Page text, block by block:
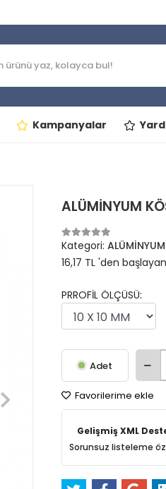
Kampanyalar
ALÜMİNYUM
Kategori:
16,17 TL 'den
PRROFİL ÖLÇÜSÜ:
Adet
Favorilerime ekle
Gelişmiş XML
Sorunsuz listeleme